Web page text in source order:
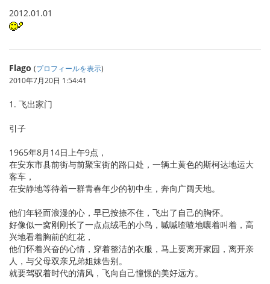
2012.01.01
Flago (プロフィールを表示)
2010年7月20日 1:54:41
1. 飞出家门
引子
1965年8月14日上午9点，
在安东市县前街与前聚宝街的路口处，一辆土黄色的斯柯达地运大
客车，
在安静地等待着一群青春年少的初中生，奔向广阔天地。
他们年轻而浪漫的心，早已按捺不住，飞出了自己的胸怀。
好像似一窝刚刚长了一点点绒毛的小鸟，嘁嘁喳喳地嚷着叫着，高
兴地看着胸前的红花，
他们怀着兴奋的心情，穿着整洁的衣服，马上要离开家园，离开亲
人，与父母双亲兄弟姐妹告别。
就要驾驭着时代的清风，飞向自己憧憬的美好远方。